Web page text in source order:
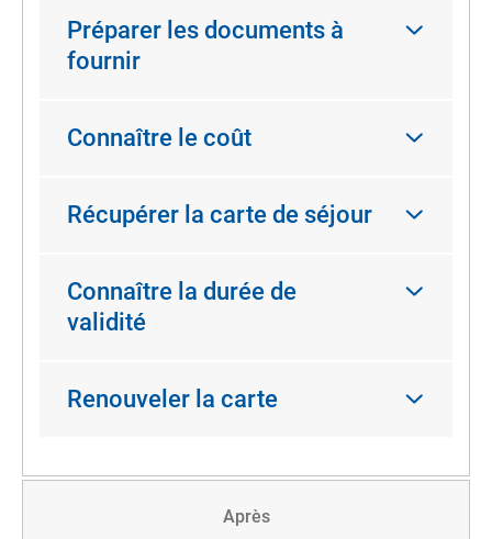
Préparer les documents à
fournir
Connaître le coût
Récupérer la carte de séjour
Connaître la durée de
validité
Renouveler la carte
Après